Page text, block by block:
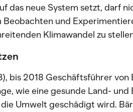
das neue System setzt, darf
Beobachten und
Klimawandel zu
bis 2018 Geschäftsführer
wie eine gesunde Land-
die Umwelt geschädigt wird.